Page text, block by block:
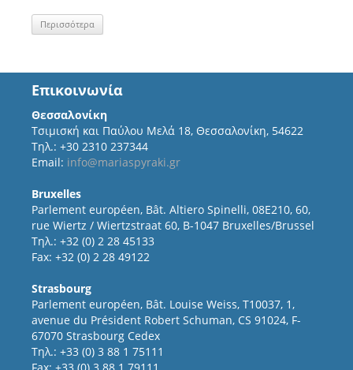
Περισσότερα
Επικοινωνία
Θεσσαλονίκη
Τσιμισκή και Παύλου Μελά 18, Θεσσαλονίκη, 54622
Τηλ.: +30 2310 237344
Email: info@mariaspyraki.gr
Bruxelles
Parlement européen, Bât. Altiero Spinelli, 08E210, 60,
rue Wiertz / Wiertzstraat 60, B-1047 Bruxelles/Brussel
Τηλ.: +32 (0) 2 28 45133
Fax: +32 (0) 2 28 49122
Strasbourg
Parlement européen, Bât. Louise Weiss, T10037, 1,
avenue du Président Robert Schuman, CS 91024, F-
67070 Strasbourg Cedex
Τηλ.: +33 (0) 3 88 1 75111